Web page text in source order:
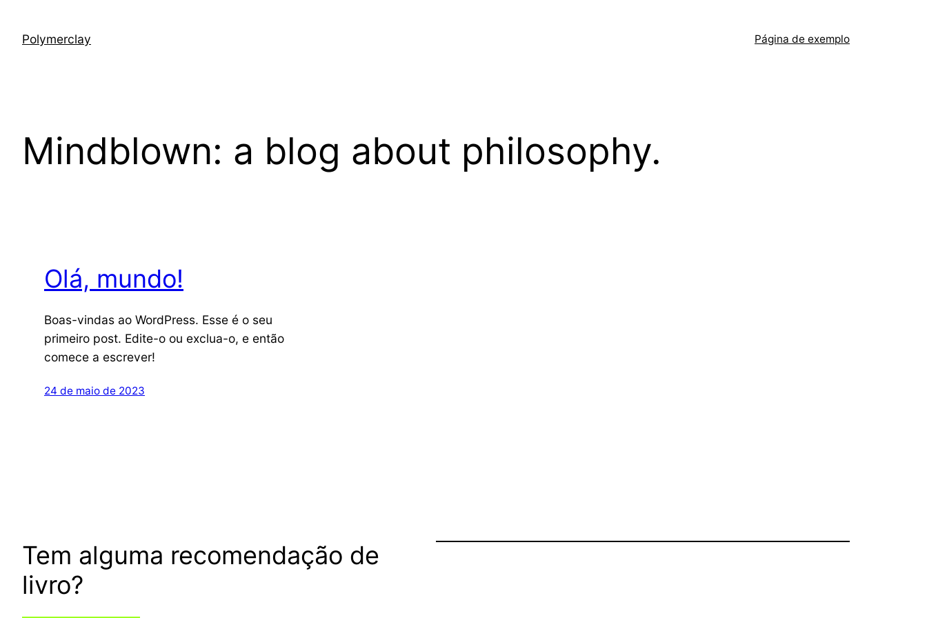
Polymerclay Página de exemplo
Mindblown: a blog about philosophy.
Olá, mundo!
Boas-vindas ao WordPress. Esse é o seu
primeiro post. Edite-o ou exclua-o, e então
comece a escrever!
24 de maio de 2023
Tem alguma recomendação de
livro?